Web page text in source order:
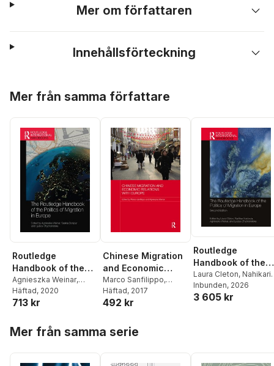
Mer om författaren
Innehållsförteckning
Mer från samma författare
Routledge
Handbook of the
Politics of
Migration in Europe
Agnieszka Weinar,
Saskia Bonjour
Zhyznomirska
Häftad, 2020
713 kr
Chinese Migration
and Economic
Relations with
Europe
Marco Sanfilippo,
Agnieszka Weinar
Häftad, 2017
492 kr
Routledge
Handbook of the
Politics of
Migration in
Laura Cleton, Nahikari
Irastorza,Agnieszka
Weinar, Lyubov
Inbunden, 2026
3 605 kr
Mer från samma serie